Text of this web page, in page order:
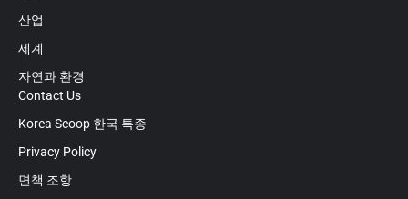
산업
세계
자연과 환경
Contact Us
Korea Scoop 한국 특종
Privacy Policy
면책 조항